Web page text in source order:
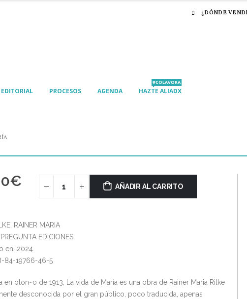
¿DÓNDE
EDITORIAL PROCESOS AGENDA HAZTE ALIADX
#COLAVORA
€ AÑADIR AL CARRITO
RAINER MARIA
EDICIONES
en: 2024
84-19766-46-5
en oton~o de 1913, La vida de María es una obra de Rainer Maria Rilke
desconocida por el gran público, poco traducida, apenas